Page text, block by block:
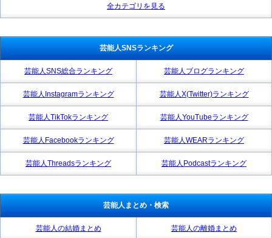
全カテゴリを見る
芸能人SNSランキング
芸能人SNS総合ランキング 芸能人ブログランキング
芸能人Instagramランキング 芸能人X(Twitter)ランキング
芸能人TikTokランキング 芸能人YouTubeランキング
芸能人Facebookランキング 芸能人WEARランキング
芸能人Threadsランキング 芸能人Podcastランキング
芸能人まとめ・検索
芸能人の結婚まとめ 芸能人の離婚まとめ